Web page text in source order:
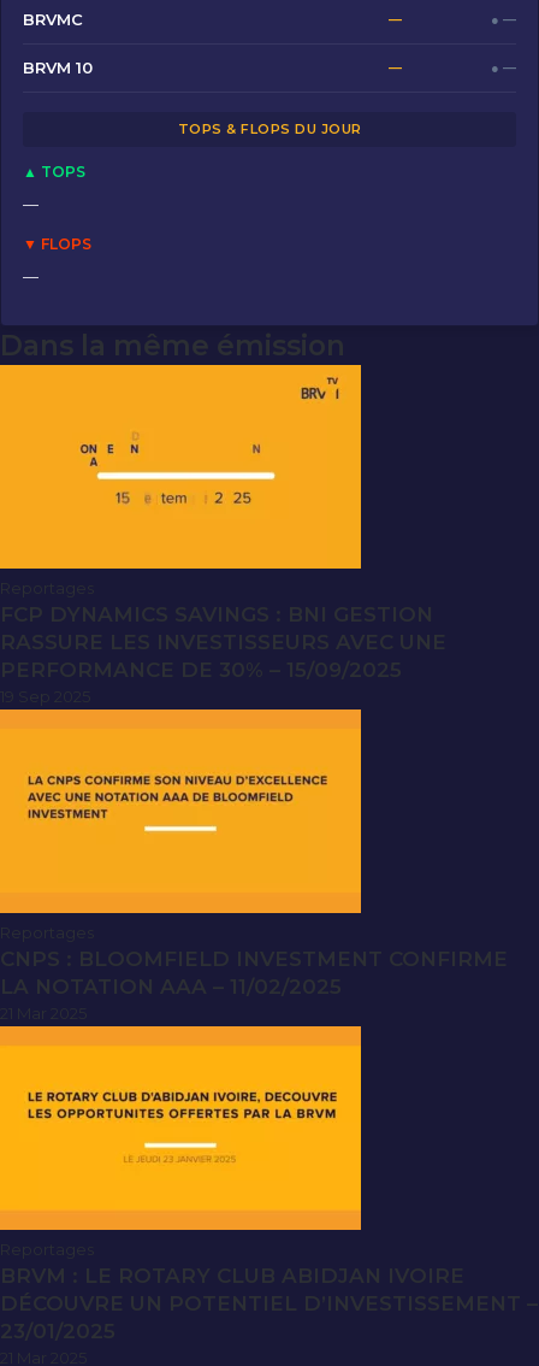
b
o
o
o
n
BRVMC — ● —
BRVM 10 — ● —
TOPS & FLOPS DU JOUR
▲ TOPS
—
▼ FLOPS
—
Dans la même émission
FCP DYNAMICS SAVINGS : BNI GESTION
RASSURE LES INVESTISSEURS AVEC UNE
PERFORMANCE DE 30% – 15/09/2025
CNPS : BLOOMFIELD INVESTMENT CONFIRME
LA NOTATION AAA – 11/02/2025
BRVM : LE ROTARY CLUB ABIDJAN IVOIRE
DÉCOUVRE UN POTENTIEL D’INVESTISSEMENT –
23/01/2025